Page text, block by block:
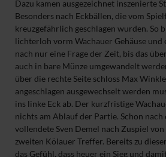
Dazu kamen ausgezeichnet inszenierte
Besonders nach Eckbällen, die vom
kreuzgefährlich geschlagen wurden. So
lichterloh vorm Wachauer Gehäuse und
nach nur eine Frage der Zeit, bis das
auch in bare Münze umgewandelt
über die rechte Seite schloss Max
angeschlagen ausgewechselt werden
ins linke Eck ab. Der kurzfristige
nichts am Ablauf der Partie. Schon nach
vollendete Sven Demel nach Zuspiel
zweiten Kölauer Treffer. Bereits zu
das Gefühl, dass heuer ein Sieg und